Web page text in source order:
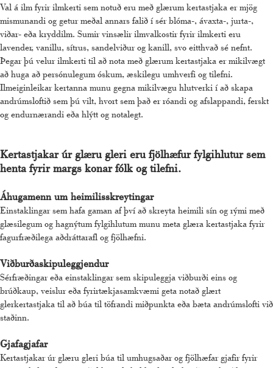
Val á ilm fyrir ilmkerti sem notuð eru með glærum kertastjaka er mjög
mismunandi og getur meðal annars falið í sér blóma-, ávaxta-, jurta-,
viðar- eða kryddilm. Sumir vinsælir ilmvalkostir fyrir ilmkerti eru
lavender, vanillu, sítrus, sandelviður og kanill, svo eitthvað sé nefnt.
Þegar þú velur ilmkerti til að nota með glærum kertastjaka er mikilvægt
að huga að persónulegum óskum, æskilegu umhverfi og tilefni.
Ilmeiginleikar kertanna munu gegna mikilvægu hlutverki í að skapa
andrúmsloftið sem þú vilt, hvort sem það er róandi og afslappandi, ferskt
og endurnærandi eða hlýtt og notalegt.
Kertastjakar úr glæru gleri eru fjölhæfur fylgihlutur sem
henta fyrir margs konar fólk og tilefni.
Áhugamenn um heimilisskreytingar
Einstaklingar sem hafa gaman af því að skreyta heimili sín og rými með
glæsilegum og hagnýtum fylgihlutum munu meta glæra kertastjaka fyrir
fagurfræðilega aðdráttarafl og fjölhæfni.
Viðburðaskipuleggjendur
Sérfræðingar eða einstaklingar sem skipuleggja viðburði eins og
brúðkaup, veislur eða fyrirtækjasamkvæmi geta notað glært
glerkertastjaka til að búa til töfrandi miðpunkta eða bæta andrúmslofti við
staðinn.
Gjafagjafar
Kertastjakar úr glæru gleri búa til umhugsaðar og fjölhæfar gjafir fyrir